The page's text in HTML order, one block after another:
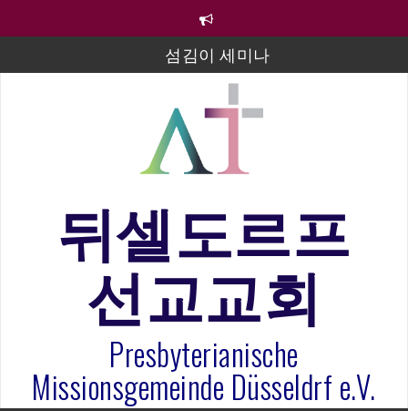
섬김이 세미나
김태희 자매 졸업연주
2023년 어린이 주일 유초등부 발표
라합3 나라 봉헌송
은퇴사-우선화 권사
20260322 주안에 가만히 머물기(요한복음 15:1-17) 손
훈목사
뒤셀도르프
선교교회
Presbyterianische
Missionsgemeinde Düsseldrf e.V.